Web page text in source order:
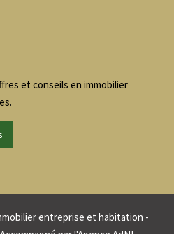
et conseils en immobilier
entreprise et habitation -